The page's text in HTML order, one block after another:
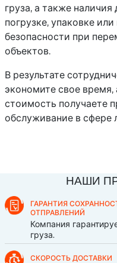
груза, а также
погрузке, упаковке
безопасности при
объектов.
В результате
экономите свое время,
стоимость получаете
обслуживание в сфере
НАШИ
ГАРАНТИЯ
ОТПРАВЛЕНИЙ
Компания
груза.
СКОРОСТЬ ДОСТАВКИ